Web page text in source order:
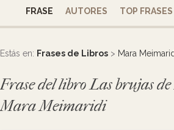
FRASE
AUTORES TOP FRASES
Estás en: Frases de Libros > Mara
Frase del libro Las brujas
Mara Meimaridi